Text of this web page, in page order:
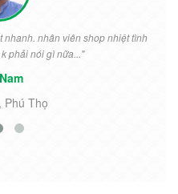
nhanh. nhân viên shop nhiệt tình
phải nói gì nữa..."
Phú Thọ